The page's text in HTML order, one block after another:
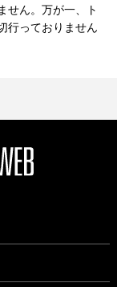
せん。万が一、ト
行っておりません